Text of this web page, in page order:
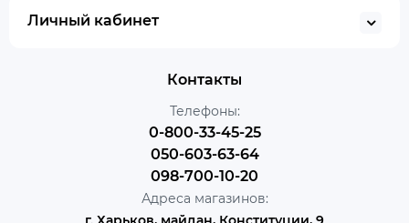
Личный кабинет
Контакты
Телефоны:
0-800-33-45-25
050-603-63-64
098-700-10-20
Адреса магазинов: